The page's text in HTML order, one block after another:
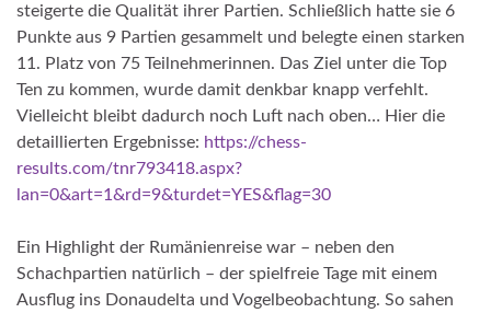
steigerte die Qualität ihrer Partien. Schließlich hatte sie 6
Punkte aus 9 Partien gesammelt und belegte einen starken
11. Platz von 75 Teilnehmerinnen. Das Ziel unter die Top
Ten zu kommen, wurde damit denkbar knapp verfehlt.
Vielleicht bleibt dadurch noch Luft nach oben… Hier die
detaillierten Ergebnisse: https://chess-
results.com/tnr793418.aspx?
lan=0&art=1&rd=9&turdet=YES&flag=30
Ein Highlight der Rumänienreise war – neben den
Schachpartien natürlich – der spielfreie Tage mit einem
Ausflug ins Donaudelta und Vogelbeobachtung. So sahen